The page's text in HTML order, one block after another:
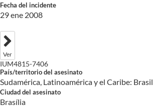
Fecha del incidente
29 ene 2008
Ver
IUM4815-7406
País/territorio del asesinato
Sudamérica, Latinoamérica y el Caribe: Brasil
Ciudad del asesinato
Brasília